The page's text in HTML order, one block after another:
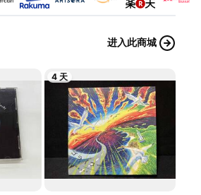
进入此商城
4 天